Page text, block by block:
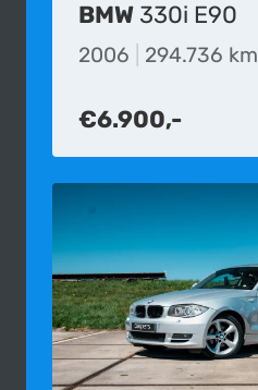
BMW 330i E90
2006 294.736 km
€6.900,-